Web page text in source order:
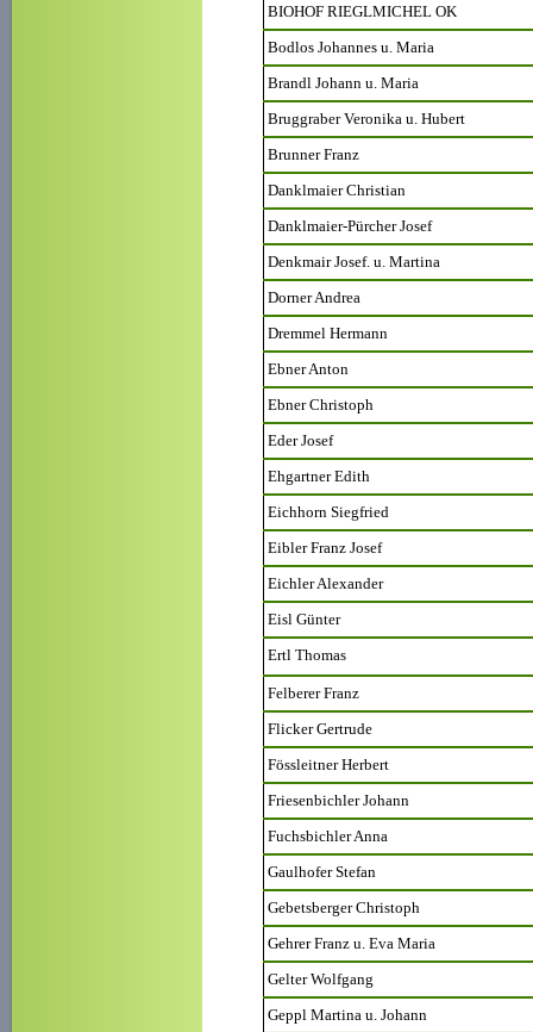
BIOHOF RIEGLMICHEL OK
Bodlos Johannes u. Maria
Brandl Johann u. Maria
Bruggraber Veronika u. Hubert
Brunner Franz
Danklmaier Christian
Danklmaier-Pürcher Josef
Denkmair Josef. u. Martina
Dorner Andrea
Dremmel Hermann
Ebner Anton
Ebner Christoph
Eder Josef
Ehgartner Edith
Eichhorn Siegfried
Eibler Franz Josef
Eichler Alexander
Eisl Günter
Ertl Thomas
Felberer Franz
Flicker Gertrude
Fössleitner Herbert
Friesenbichler Johann
Fuchsbichler Anna
Gaulhofer Stefan
Gebetsberger Christoph
Gehrer Franz u. Eva Maria
Gelter Wolfgang
Geppl Martina u. Johann